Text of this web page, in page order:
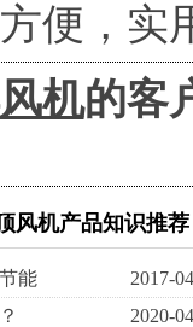
便，实
机的客
风机产品知识推荐
能
2017-
2020-